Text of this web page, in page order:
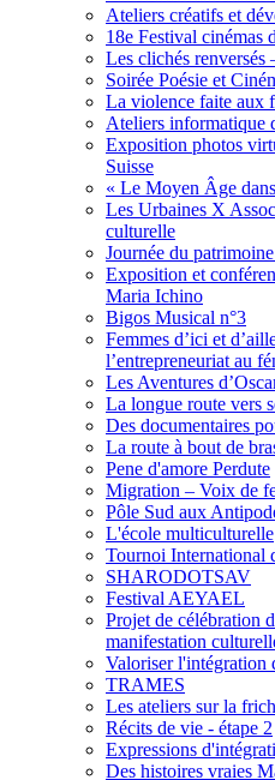
Ateliers créatifs et
18e Festival cinémas
Les clichés renversés
Soirée Poésie et
La violence faite aux
Ateliers informatique
Exposition photos
Suisse
« Le Moyen Âge
Les Urbaines X
culturelle
Journée du
Exposition et
Maria Ichino
Bigos Musical n°3
Femmes d’ici et
l’entrepreneuriat au
Les Aventures
La longue route vers
Des documentaires
La route à bout de
Pene d'amore Perdute
Migration – Voix de
Pôle Sud aux
L'école multiculturelle
Tournoi International
SHARODOTSAV
Festival AEYAEL
Projet de célébration
manifestation
Valoriser l'intégration
TRAMES
Les ateliers sur la
Récits de vie - étape 2
Expressions
Des histoires vraies